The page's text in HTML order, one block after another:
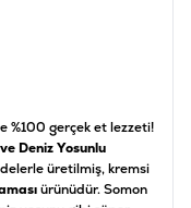
%100 gerçek et lezzeti!
Deniz Yosunlu
üretilmiş, kremsi
ürünüdür. Somon